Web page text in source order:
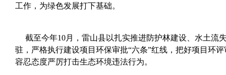
工作，为绿色发展打下基础。
截至今年10月，雷山县以扎实推进防护林建设、水土流
驻，严格执行建设项目环保审批“六条”红线，把好项目环
容忍态度严厉打击生态环境违法行为。